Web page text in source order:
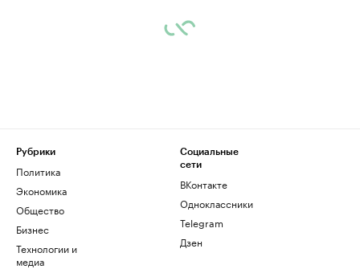
Рубрики
Политика
Экономика
Общество
Бизнес
Технологии и
медиа
Социальные
сети
ВКонтакте
Одноклассники
Telegram
Дзен